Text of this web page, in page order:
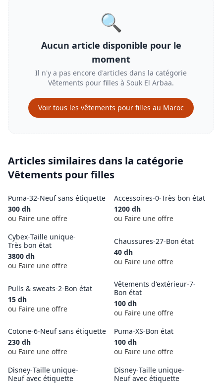
🔍
Aucun article disponible pour le
moment
Il n'y a pas encore d'articles dans la catégorie
Vêtements pour filles à Souk El Arbaa.
Voir tous les vêtements pour filles au Maroc
Articles similaires dans la catégorie
Vêtements pour filles
Puma-32-Neuf sans étiquette
300 dh
ou Faire une offre
Accessoires-0-Très bon état
1200 dh
ou Faire une offre
Cybex-Taille unique-
Très bon état
3800 dh
ou Faire une offre
Chaussures-27-Bon état
40 dh
ou Faire une offre
Pulls & sweats-2-Bon état
15 dh
ou Faire une offre
Vêtements d'extérieur-7-
Bon état
100 dh
ou Faire une offre
Cotone-6-Neuf sans étiquette
230 dh
ou Faire une offre
Puma-XS-Bon état
100 dh
ou Faire une offre
Disney-Taille unique-
Neuf avec étiquette
Disney-Taille unique-
Neuf avec étiquette